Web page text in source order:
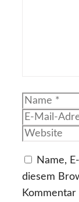
Name
Name,
diesem